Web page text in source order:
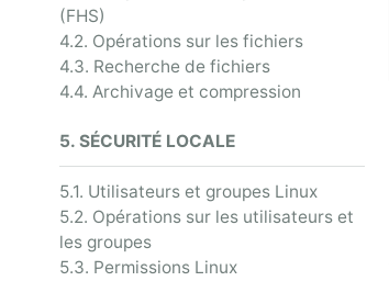
(FHS)
4.2. Opérations sur les fichiers
4.3. Recherche de fichiers
4.4. Archivage et compression
5. SÉCURITÉ LOCALE
5.1. Utilisateurs et groupes Linux
5.2. Opérations sur les utilisateurs et
les groupes
5.3. Permissions Linux